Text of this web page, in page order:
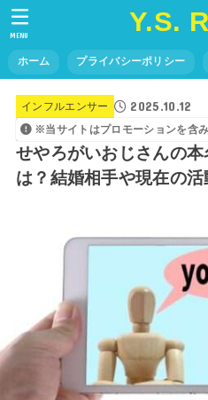
Y.S.
ホーム プライバシーポリシー
MENU
インフルエンサー 2025.10.12
※当サイトはプロモーションを含
せやろがいおじさんの
は？結婚相手や現在の活